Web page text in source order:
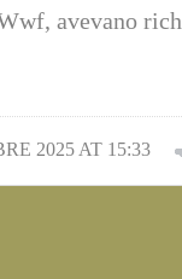
avevano
2025 AT 15:33